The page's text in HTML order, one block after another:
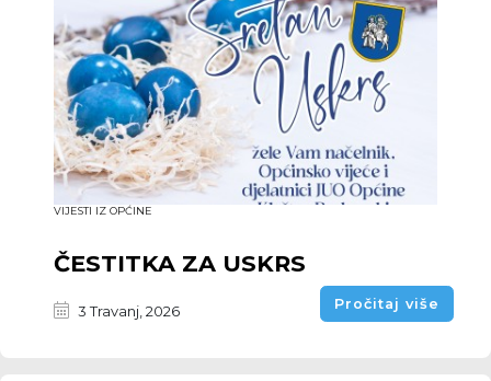
VIJESTI IZ OPĆINE
ČESTITKA ZA USKRS
3 Travanj, 2026 Pročitaj više